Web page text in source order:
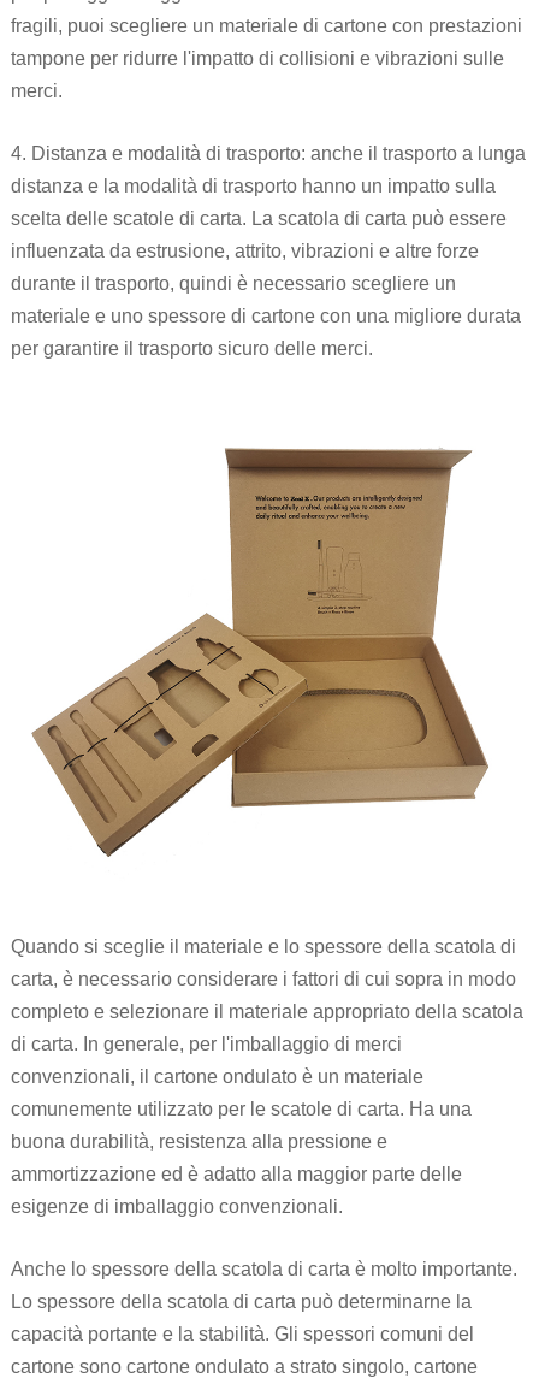
fragili, puoi scegliere un materiale di cartone con prestazioni
tampone per ridurre l'impatto di collisioni e vibrazioni sulle
merci.
4. Distanza e modalità di trasporto: anche il trasporto a lunga
distanza e la modalità di trasporto hanno un impatto sulla
scelta delle scatole di carta. La scatola di carta può essere
influenzata da estrusione, attrito, vibrazioni e altre forze
durante il trasporto, quindi è necessario scegliere un
materiale e uno spessore di cartone con una migliore durata
per garantire il trasporto sicuro delle merci.
Quando si sceglie il materiale e lo spessore della scatola di
carta, è necessario considerare i fattori di cui sopra in modo
completo e selezionare il materiale appropriato della scatola
di carta. In generale, per l'imballaggio di merci
convenzionali, il cartone ondulato è un materiale
comunemente utilizzato per le scatole di carta. Ha una
buona durabilità, resistenza alla pressione e
ammortizzazione ed è adatto alla maggior parte delle
esigenze di imballaggio convenzionali.
Anche lo spessore della scatola di carta è molto importante.
Lo spessore della scatola di carta può determinarne la
capacità portante e la stabilità. Gli spessori comuni del
cartone sono cartone ondulato a strato singolo, cartone